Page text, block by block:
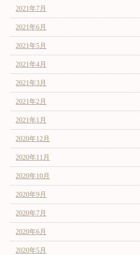
2021年7月
2021年6月
2021年5月
2021年4月
2021年3月
2021年2月
2021年1月
2020年12月
2020年11月
2020年10月
2020年9月
2020年7月
2020年6月
2020年5月